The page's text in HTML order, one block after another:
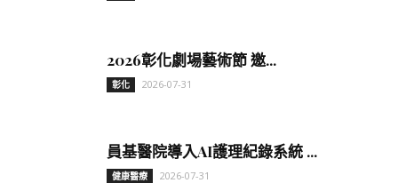
2026彰化劇場藝術節 邀...
彰化 2026-07-31
員基醫院導入AI護理紀錄系統 ...
健康醫療 2026-07-31